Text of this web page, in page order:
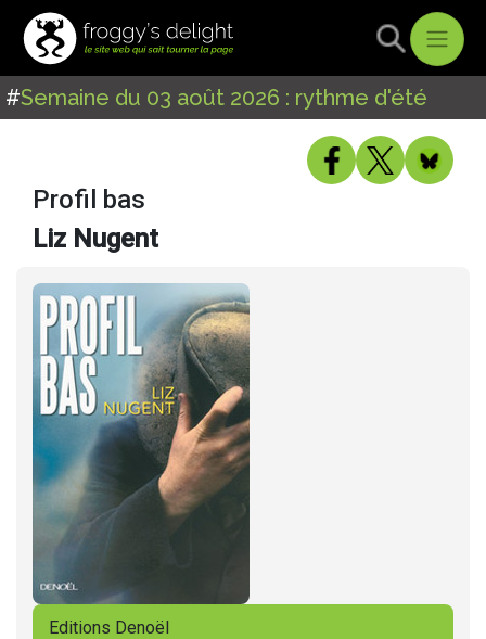
#Semaine du 03 août 2026 : rythme d'été
Profil bas
Liz Nugent
Editions Denoël